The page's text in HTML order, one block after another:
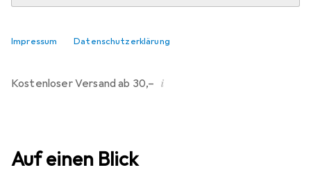
Impressum Datenschutzerklärung
In den Warenkorb
Vergleichen
Kostenloser Versand ab 30,– i
Auf einen Blick